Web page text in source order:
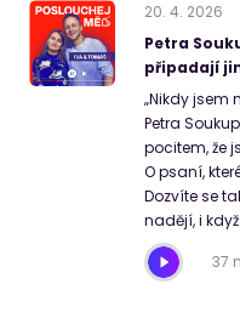
20. 4. 2026
Petra
připadají
„Nikdy
Petra
pocitem, že
O psaní,
Dozvíte se
nadějí, i
37